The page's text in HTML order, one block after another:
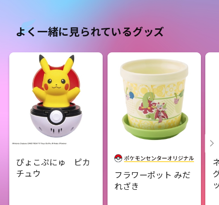
よく一緒に見られているグッズ
ぴょこぷにゅ ピカ
チュウ
フラワーポット みだ
れざき